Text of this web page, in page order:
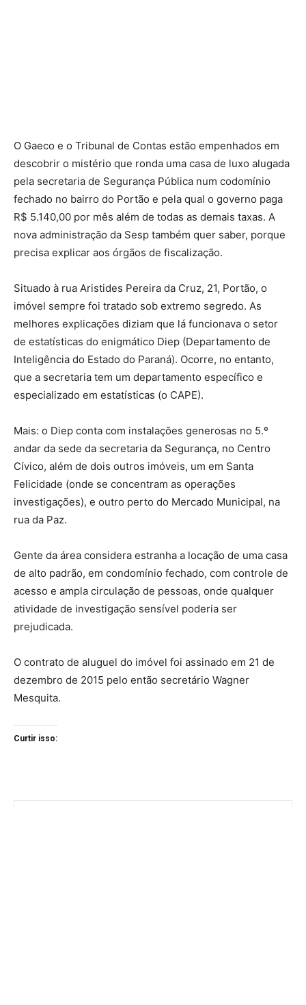
O Gaeco e o Tribunal de Contas estão empenhados em
descobrir o mistério que ronda uma casa de luxo alugada
pela secretaria de Segurança Pública num codomínio
fechado no bairro do Portão e pela qual o governo paga
R$ 5.140,00 por mês além de todas as demais taxas. A
nova administração da Sesp também quer saber, porque
precisa explicar aos órgãos de fiscalização.
Situado à rua Aristides Pereira da Cruz, 21, Portão, o
imóvel sempre foi tratado sob extremo segredo. As
melhores explicações diziam que lá funcionava o setor
de estatísticas do enigmático Diep (Departamento de
Inteligência do Estado do Paraná). Ocorre, no entanto,
que a secretaria tem um departamento específico e
especializado em estatísticas (o CAPE).
Mais: o Diep conta com instalações generosas no 5.º
andar da sede da secretaria da Segurança, no Centro
Cívico, além de dois outros imóveis, um em Santa
Felicidade (onde se concentram as operações
investigações), e outro perto do Mercado Municipal, na
rua da Paz.
Gente da área considera estranha a locação de uma casa
de alto padrão, em condomínio fechado, com controle de
acesso e ampla circulação de pessoas, onde qualquer
atividade de investigação sensível poderia ser
prejudicada.
O contrato de aluguel do imóvel foi assinado em 21 de
dezembro de 2015 pelo então secretário Wagner
Mesquita.
Curtir isso: